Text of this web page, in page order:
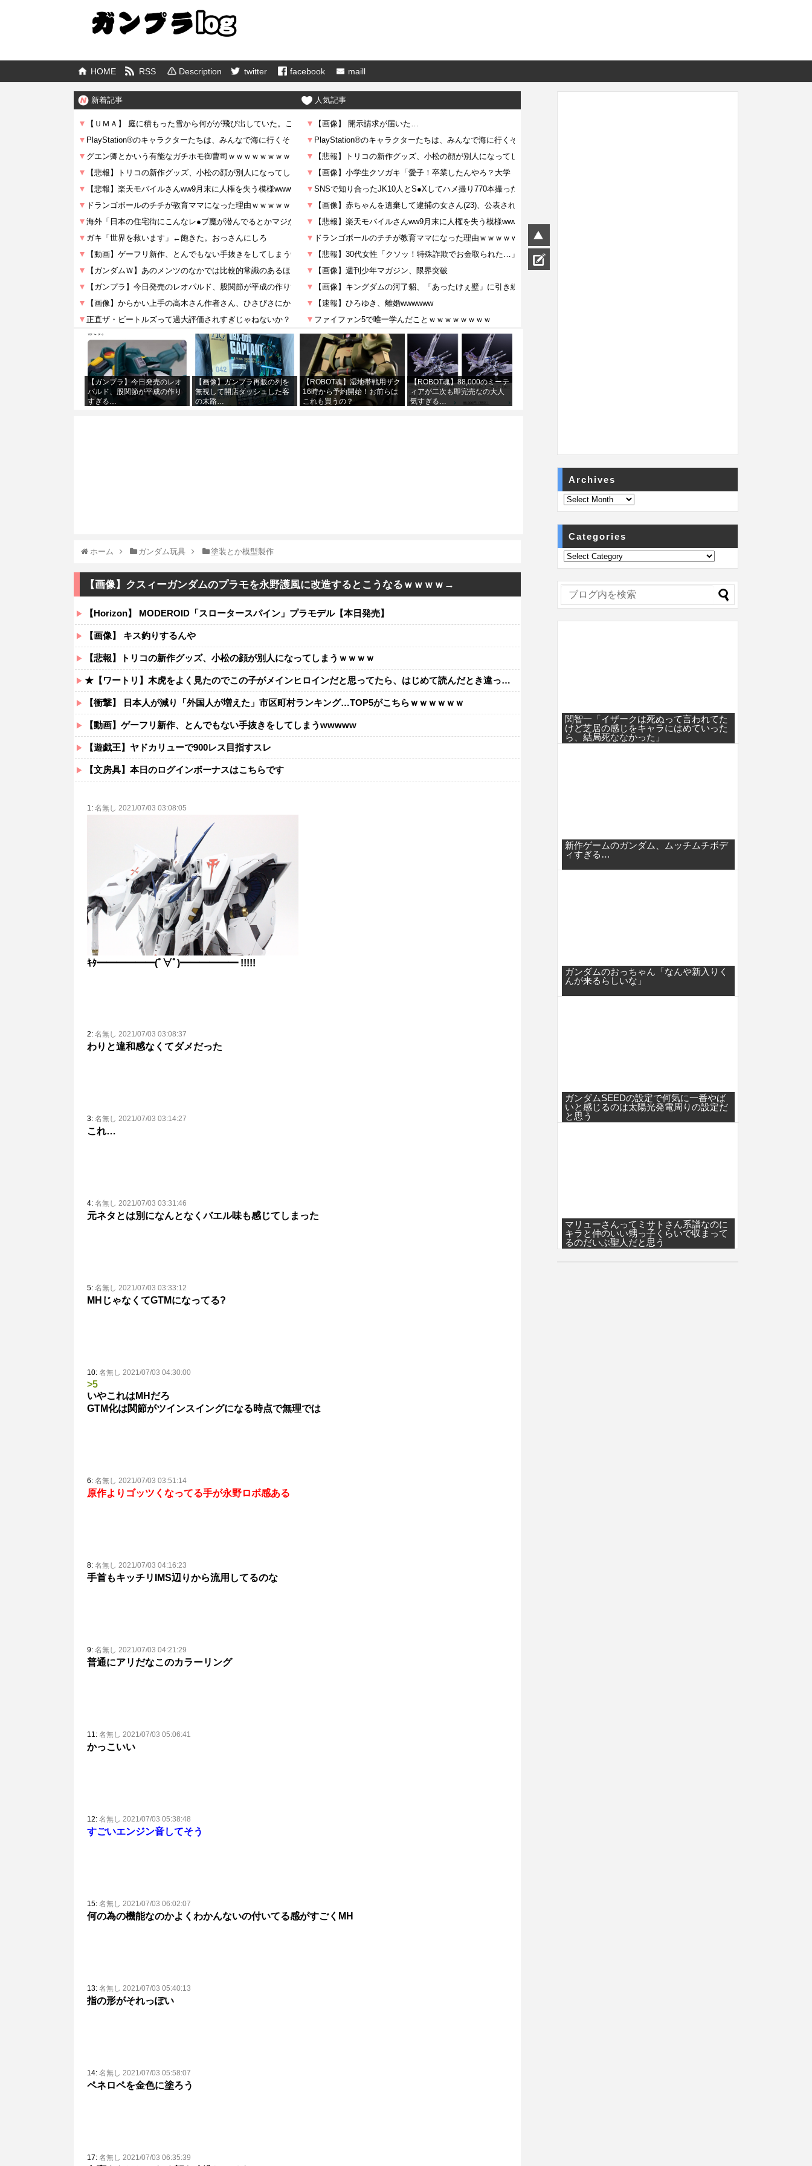
HOME RSS Description twitter facebook maill
新着記事 人気記事
【ガンプラ】今日発売のレオ
パルド、股関節が平成の作り
すぎる…
【画像】ガンプラ再販の列を
無視して開店ダッシュした客
の末路…
【ROBOT魂】湿地帯戦用ザク
16時から予約開始！お前らは
これも買うの？
【ROBOT魂】88,000のミーテ
ィアが二次も即完売なの大人
気すぎる…
ホーム ガンダム玩具 塗装とか模型製作
【画像】クスィーガンダムのプラモを永野護風に改造するとこうなるｗｗｗｗ→
【Horizon】 MODEROID「スロータースパイン」プラモデル【本日発売】
【画像】 キス釣りするんや
【悲報】トリコの新作グッズ、小松の顔が別人になってしまうｗｗｗｗ
★【ワートリ】木虎をよく見たのでこの子がメインヒロインだと思ってたら、はじめて読んだとき違って驚いた
【衝撃】 日本人が減り「外国人が増えた」市区町村ランキング…TOP5がこちらｗｗｗｗｗｗ
【動画】ゲーフリ新作、とんでもない手抜きをしてしまうwwwww
【遊戯王】ヤドカリューで900レス目指すスレ
【文房具】本日のログインボーナスはこちらです
1: 名無し 2021/07/03 03:08:05
ｷﾀ━━━━━━(ﾟ∀ﾟ)━━━━━━ !!!!!
2: 名無し 2021/07/03 03:08:37
わりと違和感なくてダメだった
3: 名無し 2021/07/03 03:14:27
これ…
4: 名無し 2021/07/03 03:31:46
元ネタとは別になんとなくバエル味も感じてしまった
5: 名無し 2021/07/03 03:33:12
MHじゃなくてGTMになってる?
10: 名無し 2021/07/03 04:30:00
>5
いやこれはMHだろ
GTM化は関節がツインスイングになる時点で無理では
6: 名無し 2021/07/03 03:51:14
原作よりゴッツくなってる手が永野ロボ感ある
8: 名無し 2021/07/03 04:16:23
手首もキッチリIMS辺りから流用してるのな
9: 名無し 2021/07/03 04:21:29
普通にアリだなこのカラーリング
11: 名無し 2021/07/03 05:06:41
かっこいい
12: 名無し 2021/07/03 05:38:48
すごいエンジン音してそう
15: 名無し 2021/07/03 06:02:07
何の為の機能なのかよくわかんないの付いてる感がすごくMH
13: 名無し 2021/07/03 05:40:13
指の形がそれっぽい
14: 名無し 2021/07/03 05:58:07
ペネロペを金色に塗ろう
17: 名無し 2021/07/03 06:35:39
Archives
Categories
関智一「イザークは死ぬって言われてた
けど芝居の感じをキャラにはめていった
ら、結局死ななかった」
新作ゲームのガンダム、ムッチムチボデ
ィすぎる…
ガンダムのおっちゃん「なんや新入りく
んが来るらしいな」
ガンダムSEEDの設定で何気に一番やば
いと感じるのは太陽光発電周りの設定だ
と思う
マリューさんってミサトさん系譜なのに
キラと仲のいい甥っ子くらいで収まって
るのだいぶ聖人だと思う